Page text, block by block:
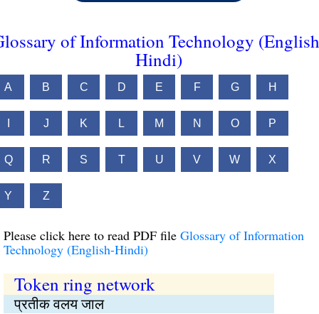
of Information Technology
Hindi)
A B C D E F G H
J K L M N O P
Q R S T U V W X
Y Z
Please click here to read PDF file Glossary of Information
Technology (English-Hindi)
Token ring network
प्रतीक वलय जाल